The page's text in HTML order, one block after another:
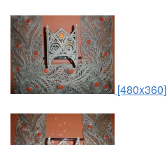
[480x360]